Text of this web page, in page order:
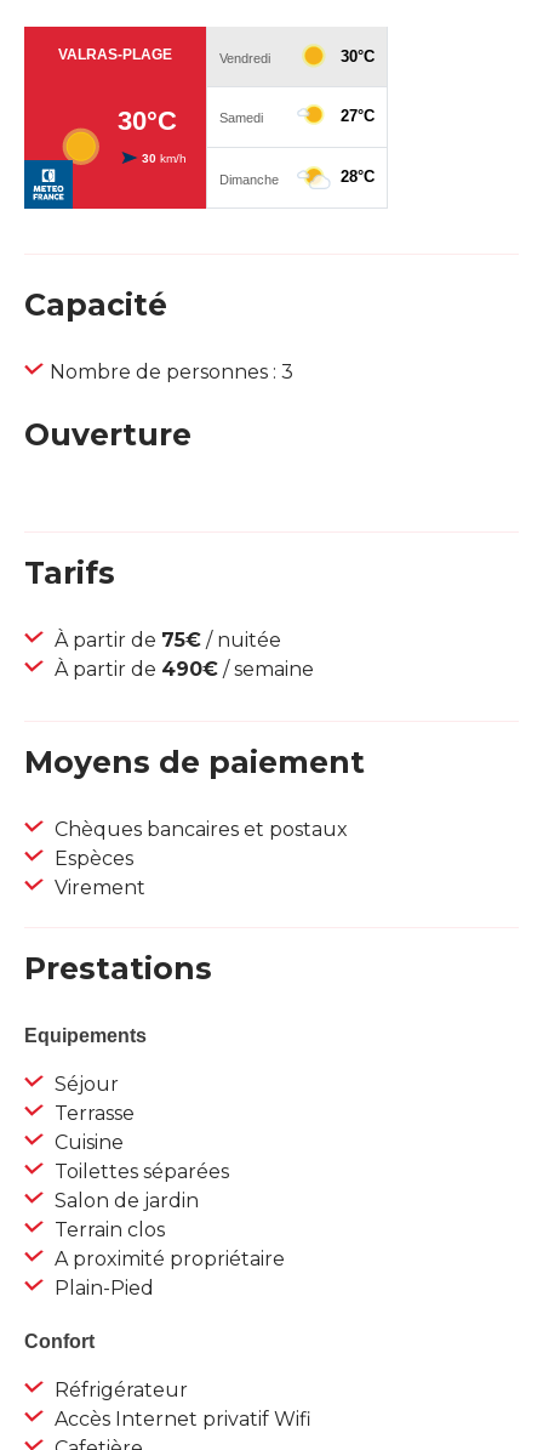
Capacité
Nombre de personnes : 3
Ouverture
Tarifs
À partir de 75€ / nuitée
À partir de 490€ / semaine
Moyens de paiement
Chèques bancaires et postaux
Espèces
Virement
Prestations
Equipements
Séjour
Terrasse
Cuisine
Toilettes séparées
Salon de jardin
Terrain clos
A proximité propriétaire
Plain-Pied
Confort
Réfrigérateur
Accès Internet privatif Wifi